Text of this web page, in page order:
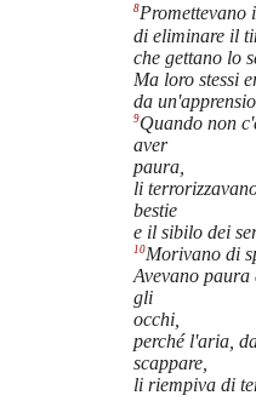
8Promettevano
di eliminare il
che gettano lo
Ma loro stessi
da
9Quando non
aver
paura,
li
bestie
e il sibilo dei
10Morivano di
Avevano
gli
occhi,
perché l'aria,
scappare,
li riempiva di